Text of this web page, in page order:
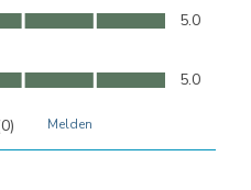
5
5.0
5.0
0) Melden